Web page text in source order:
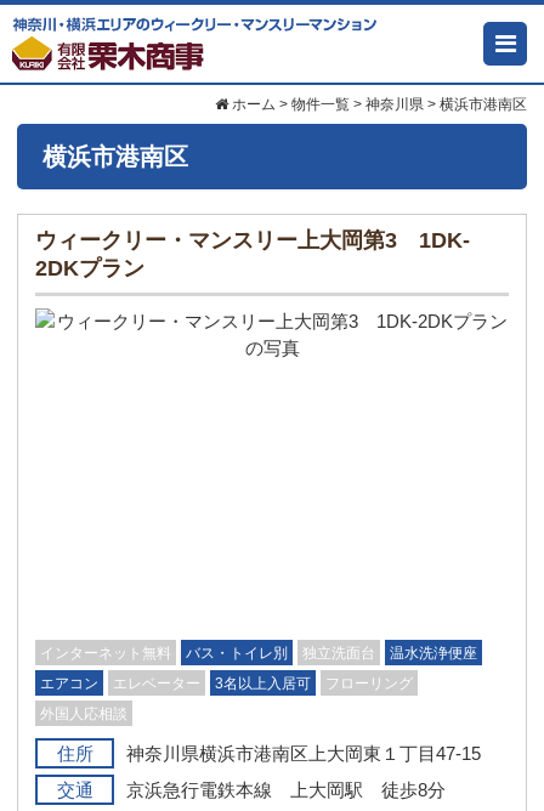
ホーム > 物件一覧 > 神奈川県 > 横浜市港南区
横浜市港南区
ウィークリー・マンスリー上大岡第3 1DK-
2DKプラン
インターネット無料 バス・トイレ別 独立洗面台
温水洗浄便座
エアコン
エレベーター 3名以上入居可
フローリング
外国人応相談
住所
神奈川県横浜市港南区上大岡東１丁目47-15
交通
京浜急行電鉄本線 上大岡駅 徒歩8分